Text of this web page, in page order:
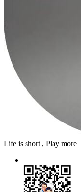
Life is short , Play more